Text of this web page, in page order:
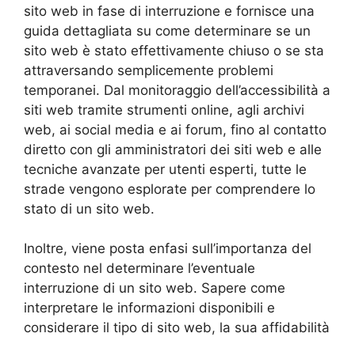
sito web in fase di interruzione e fornisce una
guida dettagliata su come determinare se un
sito web è stato effettivamente chiuso o se sta
attraversando semplicemente problemi
temporanei. Dal monitoraggio dell’accessibilità a
siti web tramite strumenti online, agli archivi
web, ai social media e ai forum, fino al contatto
diretto con gli amministratori dei siti web e alle
tecniche avanzate per utenti esperti, tutte le
strade vengono esplorate per comprendere lo
stato di un sito web.
Inoltre, viene posta enfasi sull’importanza del
contesto nel determinare l’eventuale
interruzione di un sito web. Sapere come
interpretare le informazioni disponibili e
considerare il tipo di sito web, la sua affidabilità